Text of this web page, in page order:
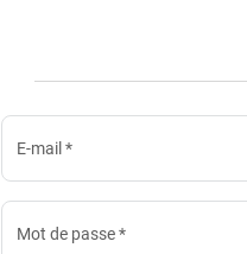
E-mail *
Mot de passe*